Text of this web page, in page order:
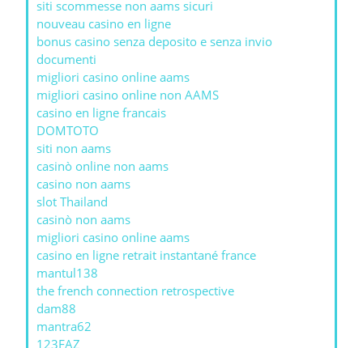
siti scommesse non aams sicuri
nouveau casino en ligne
bonus casino senza deposito e senza invio
documenti
migliori casino online aams
migliori casino online non AAMS
casino en ligne francais
DOMTOTO
siti non aams
casinò online non aams
casino non aams
slot Thailand
casinò non aams
migliori casino online aams
casino en ligne retrait instantané france
mantul138
the french connection retrospective
dam88
mantra62
123FAZ